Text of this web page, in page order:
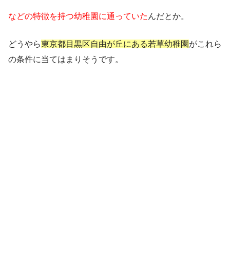
などの特徴を持つ幼稚園に通っていた んだとか。
どうやら東京都目黒区自由が丘にある若草幼稚園 がこれら
の条件に当てはまりそうです。